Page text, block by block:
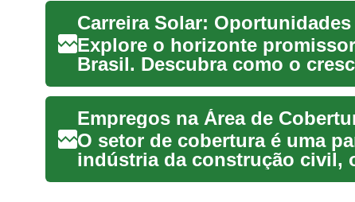
Explore o horizonte
Brasil. Descubra como o
criando uma ga...
O setor de cobertura é uma
indústria da construção civil,
de carreira d...